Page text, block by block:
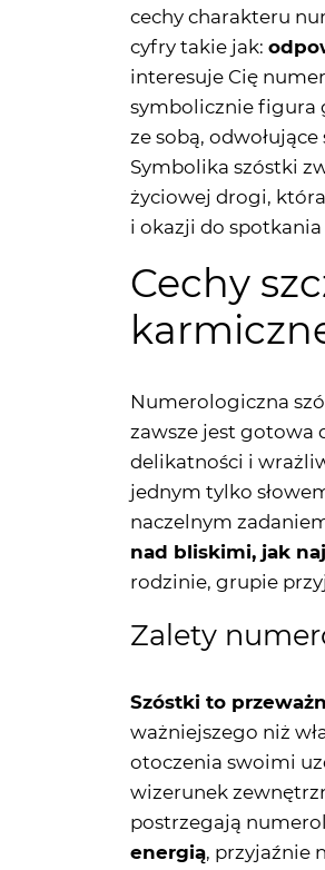
cechy charakteru
cyfry takie jak:
interesuje Cię
symbolicznie figura
ze sobą,
Symbolika szóstki
życiowej drogi,
i okazji do
Cechy
Numerologiczna
zawsze jest gotowa
delikatności i
jednym tylko
naczelnym
nad bliskimi, jak
rodzinie, grupie
Zalety
Szóstki to
ważniejszego niż
otoczenia swoimi
wizerunek
postrzegają
energią, przyjaźnie